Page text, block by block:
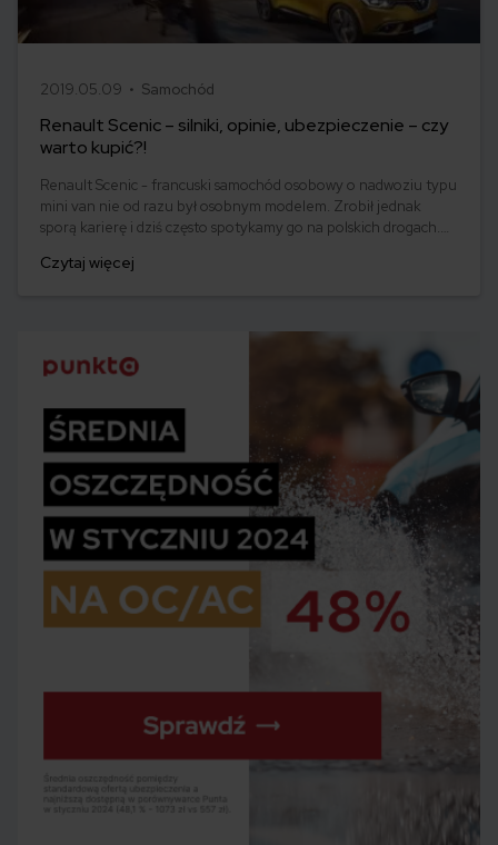
2019.05.09 • Samochód
Renault Scenic – silniki, opinie, ubezpieczenie – czy
warto kupić?!
Renault Scenic - francuski samochód osobowy o nadwoziu typu
mini van nie od razu był osobnym modelem. Zrobił jednak
sporą karierę i dziś często spotykamy go na polskich drogach.
warto Scenic- kupić?!
Czytaj więcej